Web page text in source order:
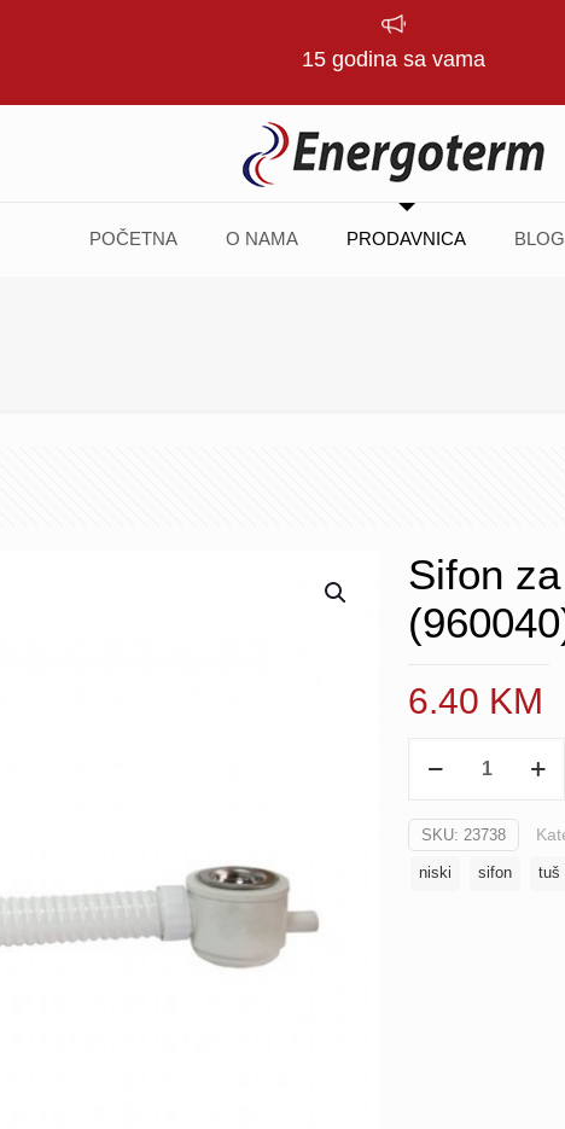
15 godina sa vama
POČETNA O NAMA PRODAVNICA BLOG
Sifon
6.40 KM
kadu
fleksibilni
SKU: 23738
niski sifon tuš